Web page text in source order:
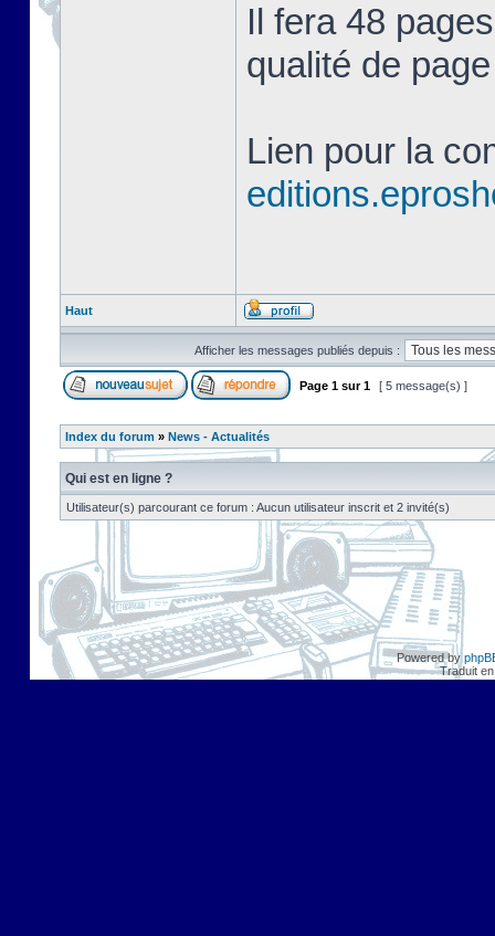
Il fera 48
qualité de
Lien pour la
Haut
Afficher les messages publiés depuis :
Page 1 sur1 [ 5 message(s) ]
Index du forum » News - Actualités
Qui est en ligne ?
Utilisateur(s) parcourant ce forum : Aucun utilisateur inscrit et 2 invité(s)
Powered by
Traduit